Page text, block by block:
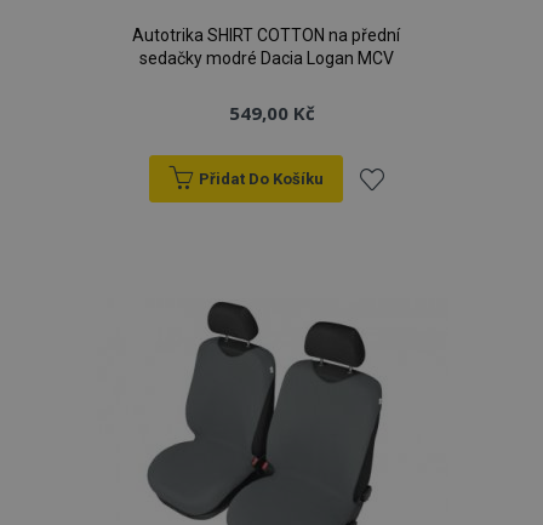
Autotrika SHIRT COTTON na přední
sedačky modré Dacia Logan MCV
549,00 Kč
Přidat Do Košíku
oblíbeným